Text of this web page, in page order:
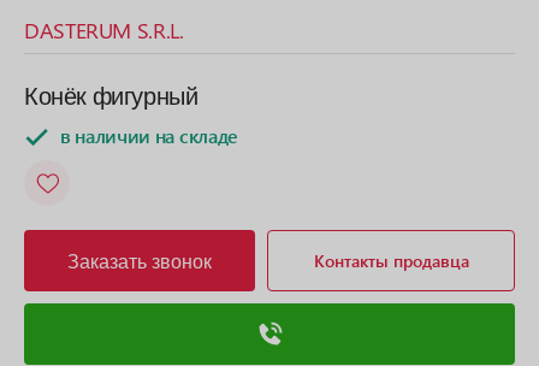
DASTERUM S.R.L.
Конёк фигурный
в наличии на складе
Заказать звонок Контакты продавца